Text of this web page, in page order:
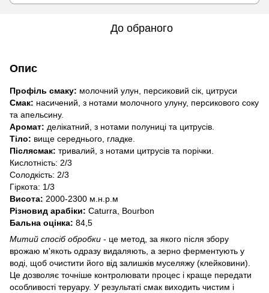
До обраного
Опис
Профіль смаку: молочний улун, персиковий сік, цитруси
Смак: насичений, з нотами молочного улуну, персикового соку
та апельсину.
Аромат: делікатний, з нотами полуниці та цитрусів.
Тіло: вище середнього, гладке.
Післясмак: тривалий, з нотами цитрусів та порічки.
Кислотність: 2/3
Солодкість: 2/3
Гіркота: 1/3
Висота: 2000-2300 м.н.р.м
Різновид арабіки: Caturra, Bourbon
Бальна оцінка: 84,5
Митий спосіб обробки - це метод, за якого після збору
врожаю м'якоть одразу видаляють, а зерно ферментують у
воді, щоб очистити його від залишків муселяжу (клейковини).
Це дозволяє точніше контролювати процес і краще передати
особливості теруару. У результаті смак виходить чистим і